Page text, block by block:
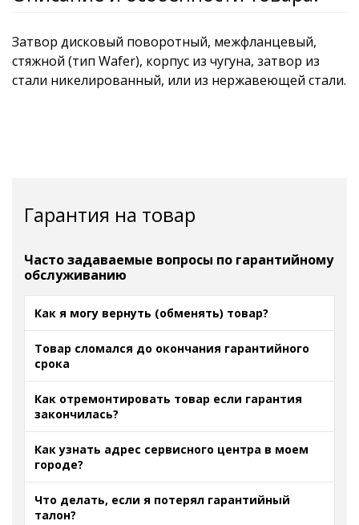
Затвор дисковый поворотный, межфланцевый,
стяжной (тип Wafer), корпус из чугуна, затвор из
стали никелированный, или из нержавеющей стали.
Гарантия на товар
Часто задаваемые вопросы по гарантийному
обслуживанию
Как я могу вернуть (обменять) товар?
Товар сломался до окончания гарантийного
срока
Как отремонтировать товар если гарантия
закончилась?
Как узнать адрес сервисного центра в моем
городе?
Что делать, если я потерял гарантийный
талон?